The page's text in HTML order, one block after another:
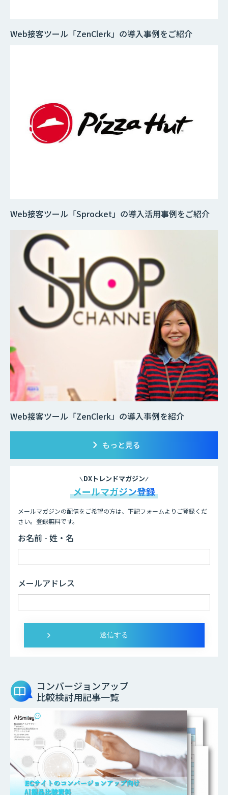
Web接客ツール「Sprocket」の導入活用事例をご紹介
Web接客ツール「ZenClerk」の導入事例をご紹介
Web接客ツール「ZenClerk」の導入事例を紹介
もっと見る
DXトレンドマガジン
メールマガジン登録
メールマガジンの配信をご希望の方は、下記フォームよりご登録くだ
さい。登録無料です。
お名前 - 姓・名
メールアドレス
コンバージョンアップ
比較検討用記事一覧